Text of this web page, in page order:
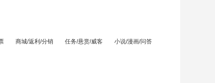
商城/返利/分销 任务/悬赏/威客 小说/漫画/问答